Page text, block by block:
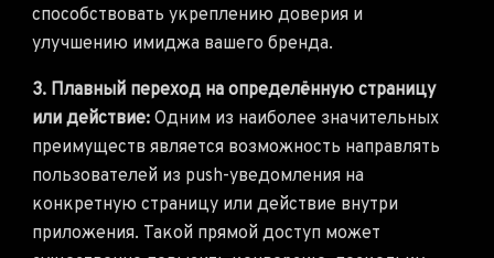
способствовать укреплению доверия и
улучшению имиджа вашего бренда.
3. Плавный переход на определённую страницу
или действие: Одним из наиболее значительных
преимуществ является возможность направлять
пользователей из push-уведомления на
конкретную страницу или действие внутри
приложения. Такой прямой доступ может